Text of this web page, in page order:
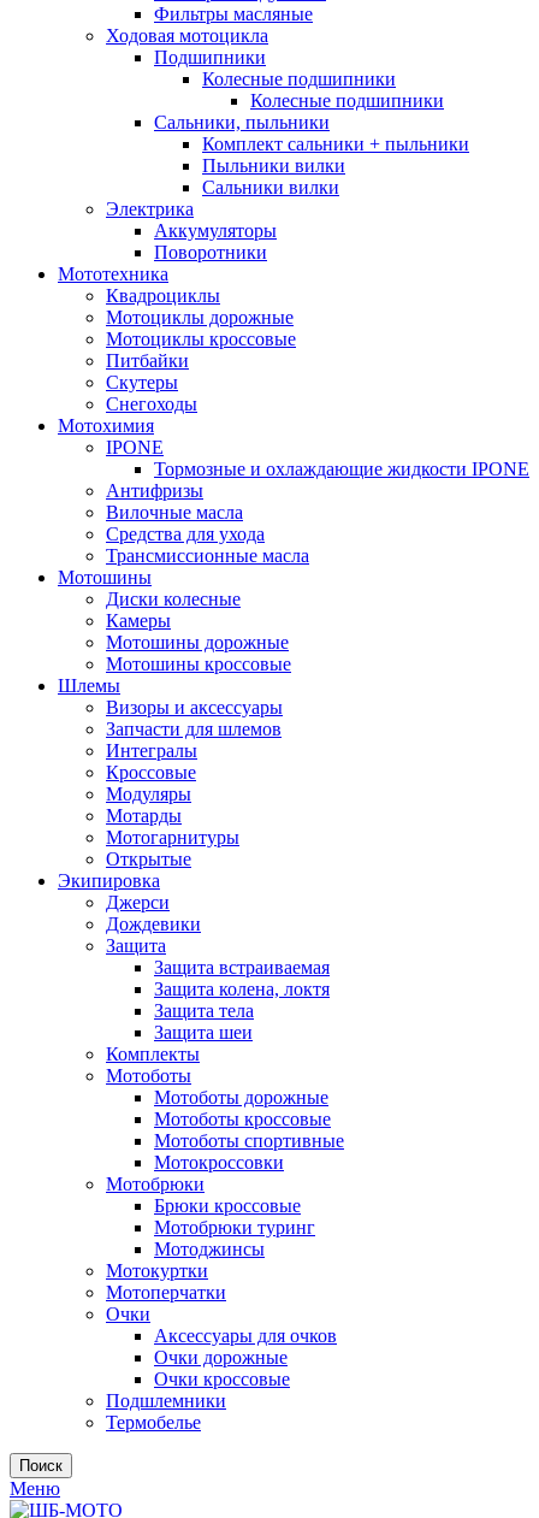
Фильтры масляные
Ходовая мотоцикла
Подшипники
Колесные подшипники
Колесные подшипники
Сальники, пыльники
Комплект сальники + пыльники
Пыльники вилки
Сальники вилки
Электрика
Аккумуляторы
Поворотники
Мототехника
Квадроциклы
Мотоциклы дорожные
Мотоциклы кроссовые
Питбайки
Скутеры
Снегоходы
Мотохимия
IPONE
Тормозные и охлаждающие жидкости IPONE
Антифризы
Вилочные масла
Средства для ухода
Трансмиссионные масла
Мотошины
Диски колесные
Камеры
Мотошины дорожные
Мотошины кроссовые
Шлемы
Визоры и аксессуары
Запчасти для шлемов
Интегралы
Кроссовые
Модуляры
Мотарды
Мотогарнитуры
Открытые
Экипировка
Джерси
Дождевики
Защита
Защита встраиваемая
Защита колена, локтя
Защита тела
Защита шеи
Комплекты
Мотоботы
Мотоботы дорожные
Мотоботы кроссовые
Мотоботы спортивные
Мотокроссовки
Мотобрюки
Брюки кроссовые
Мотобрюки туринг
Мотоджинсы
Мотокуртки
Мотоперчатки
Очки
Аксессуары для очков
Очки дорожные
Очки кроссовые
Подшлемники
Термобелье
Поиск
Меню